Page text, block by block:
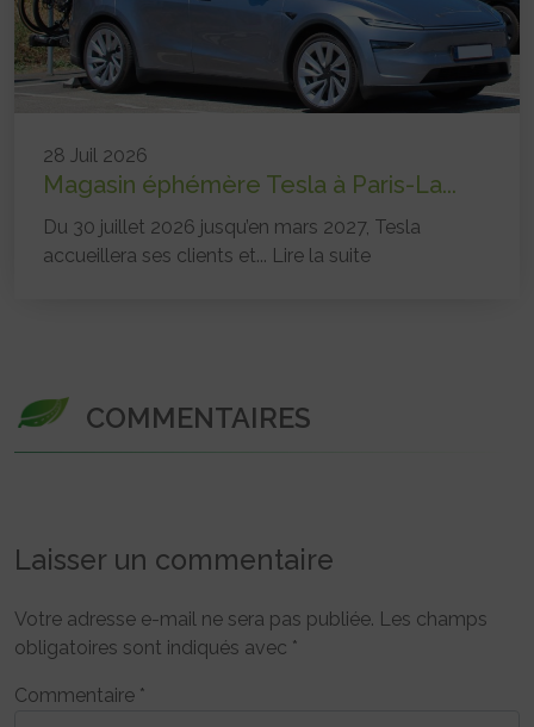
28 Juil 2026
Magasin éphémère Tesla à Paris-La...
Du 30 juillet 2026 jusqu’en mars 2027, Tesla
accueillera ses clients et... Lire la suite
COMMENTAIRES
Laisser un commentaire
Votre adresse e-mail ne sera pas publiée. Les champs
obligatoires sont indiqués avec *
Commentaire *